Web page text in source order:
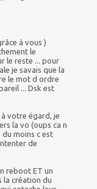
à vous )
le
le reste ... pour
je savais que la
le mot d ordre
... Dsk est
votre égard, je
la vo (oups ca n
moins c est
de
reboot ET un
la création du